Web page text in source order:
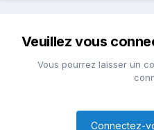
Veuillez vous
Vous pourrez laisser un
Connectez-